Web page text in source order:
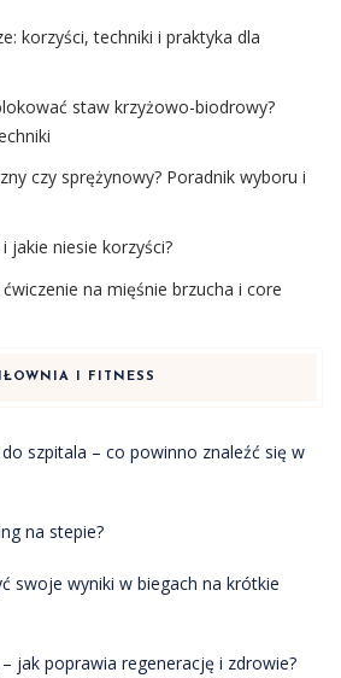
korzyści, techniki i praktyka dla
staw krzyżowo-biodrowy?
czy sprężynowy? Poradnik wyboru i
jakie niesie korzyści?
na mięśnie brzucha i core
I FITNESS
szpitala – co powinno znaleźć się w
na stepie?
swoje wyniki w biegach na krótkie
jak poprawia regenerację i zdrowie?